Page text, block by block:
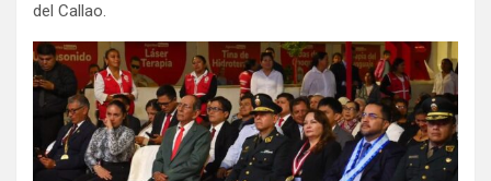
del Callao.